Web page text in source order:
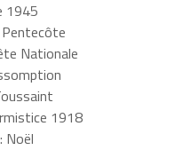
1945
Pentecôte
Nationale
1918
: Noël